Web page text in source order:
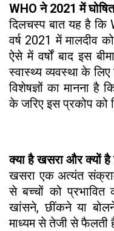
WHO ने 2021 में
दिलचस्प बात यह है
वर्ष 2021 में मालदीव
ऐसे में वर्षों बाद इस
स्वास्थ्य व्यवस्था के
विशेषज्ञों का मानना है
के जरिए इस प्रकोप को
क्या है खसरा और क्यों
खसरा एक अत्यंत
से बच्चों को
खांसने, छींकने या
माध्यम से तेजी से फैलती